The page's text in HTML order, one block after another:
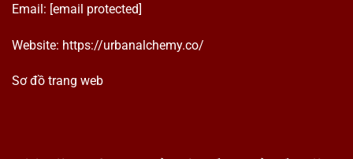
Email: [email protected]
Website: https://urbanalchemy.co/
Sơ đồ trang web